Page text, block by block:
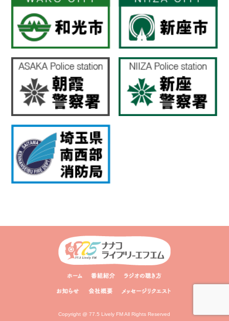
Copyright @ 77.5 Lively FM All Rights Reserved